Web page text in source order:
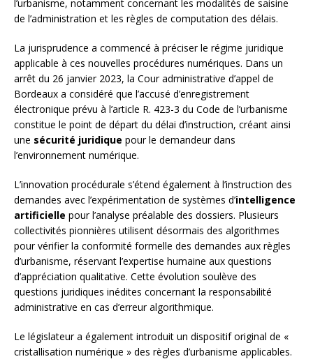
l’urbanisme, notamment concernant les modalités de saisine
de l’administration et les règles de computation des délais.
La jurisprudence a commencé à préciser le régime juridique
applicable à ces nouvelles procédures numériques. Dans un
arrêt du 26 janvier 2023, la Cour administrative d’appel de
Bordeaux a considéré que l’accusé d’enregistrement
électronique prévu à l’article R. 423-3 du Code de l’urbanisme
constitue le point de départ du délai d’instruction, créant ainsi
une sécurité juridique pour le demandeur dans
l’environnement numérique.
L’innovation procédurale s’étend également à l’instruction des
demandes avec l’expérimentation de systèmes d’intelligence
artificielle pour l’analyse préalable des dossiers. Plusieurs
collectivités pionnières utilisent désormais des algorithmes
pour vérifier la conformité formelle des demandes aux règles
d’urbanisme, réservant l’expertise humaine aux questions
d’appréciation qualitative. Cette évolution soulève des
questions juridiques inédites concernant la responsabilité
administrative en cas d’erreur algorithmique.
Le législateur a également introduit un dispositif original de «
cristallisation numérique » des règles d’urbanisme applicables.